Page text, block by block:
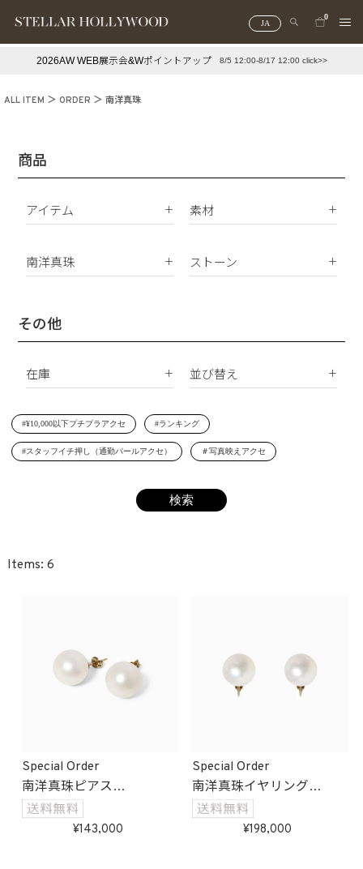
JA
0
#スタッフイチ押し（通勤パールアクセ）
2026AW WEB展示会&Wポイントアップ 8/5 12:00-8/17 12:00 click>>
ALL ITEM ORDER 南洋真珠
商品
アイテム
イヤリング
ネックレス
リング
イニシャル
素材
K10
サージカルステンレス
南洋真珠
南洋真珠
シェルパール
ストーン
ジルコニア
その他
在庫
在庫あり
受注生産
並び替え
価格が安い順
価格が高い順
レビュー順
#¥10,000以下プチプラアクセ #ランキング
#スタッフイチ押し（通勤パールアクセ） ＃写真映えアクセ
6
Special Order
南洋真珠ピアス
受注生産
143,000
Special Order
南洋真珠イヤリング
受注生産
198,000